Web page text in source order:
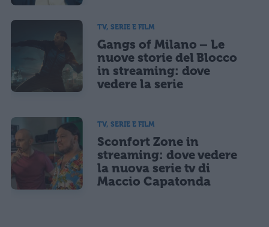
TV, SERIE E FILM
Gangs of Milano – Le
nuove storie del Blocco
in streaming: dove
vedere la serie
TV, SERIE E FILM
Sconfort Zone in
streaming: dove vedere
la nuova serie tv di
Maccio Capatonda